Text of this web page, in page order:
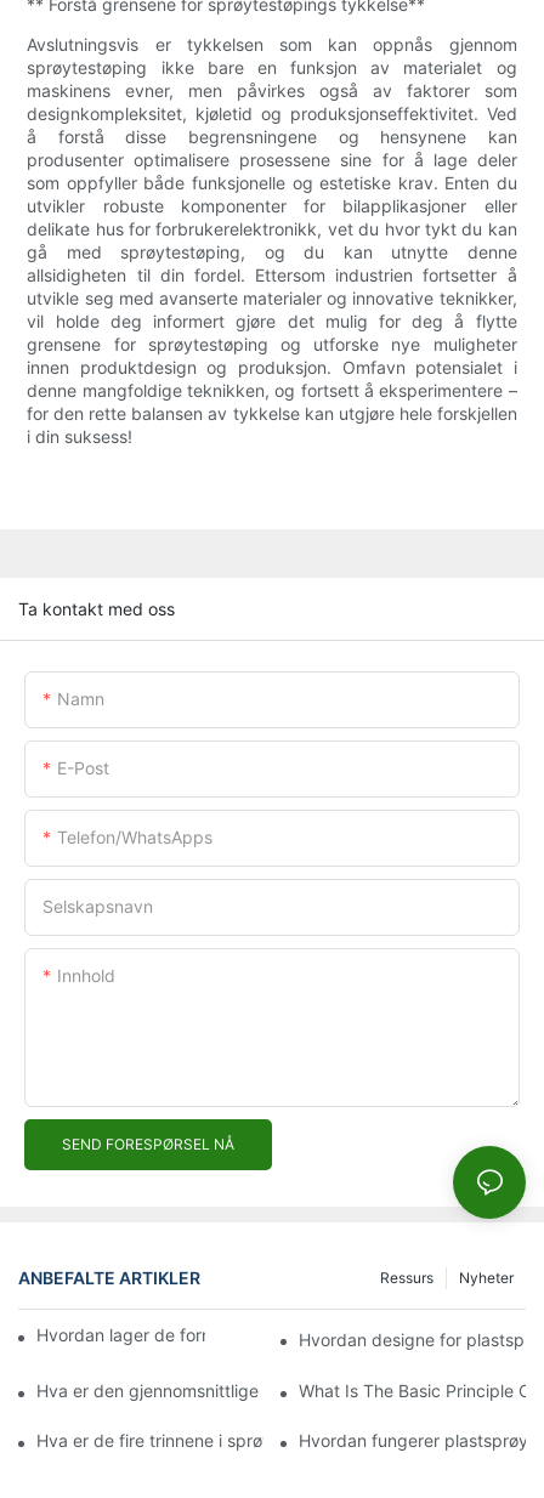
** Forstå grensene for sprøytestøpings tykkelse**
Avslutningsvis er tykkelsen som kan oppnås gjennom
sprøytestøping ikke bare en funksjon av materialet og
maskinens evner, men påvirkes også av faktorer som
designkompleksitet, kjøletid og produksjonseffektivitet. Ved
å forstå disse begrensningene og hensynene kan
produsenter optimalisere prosessene sine for å lage deler
som oppfyller både funksjonelle og estetiske krav. Enten du
utvikler robuste komponenter for bilapplikasjoner eller
delikate hus for forbrukerelektronikk, vet du hvor tykt du kan
gå med sprøytestøping, og du kan utnytte denne
allsidigheten til din fordel. Ettersom industrien fortsetter å
utvikle seg med avanserte materialer og innovative teknikker,
vil holde deg informert gjøre det mulig for deg å flytte
grensene for sprøytestøping og utforske nye muligheter
innen produktdesign og produksjon. Omfavn potensialet i
denne mangfoldige teknikken, og fortsett å eksperimentere –
for den rette balansen av tykkelse kan utgjøre hele forskjellen
i din suksess!
Ta kontakt med oss
Namn
E-Post
Telefon/WhatsApps
Selskapsnavn
Innhold
SEND FORESPØRSEL NÅ
ANBEFALTE ARTIKLER Nyheter
Ressurs
Hvordan lager de former for sprøytestøping?
Hvordan designe for
Hva er den gjennomsnittlige kostnaden for en sprøytestøpe?
What Is The Basic Principle
Hva er de fire trinnene i sprøytestøping?Hvordan fungerer